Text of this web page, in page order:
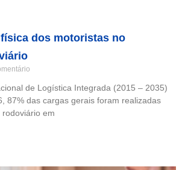
dos motoristas no
de Logística Integrada (2015 – 2035)
87% das cargas gerais foram realizadas
em